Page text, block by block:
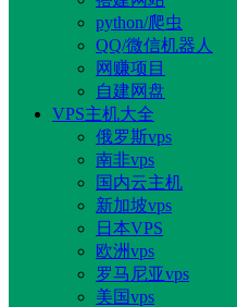
python/爬虫
QQ/微信机器人
网赚项目
自建网盘
VPS主机大全
俄罗斯vps
南非vps
国内云主机
新加坡vps
日本VPS
欧洲vps
罗马尼亚vps
美国vps